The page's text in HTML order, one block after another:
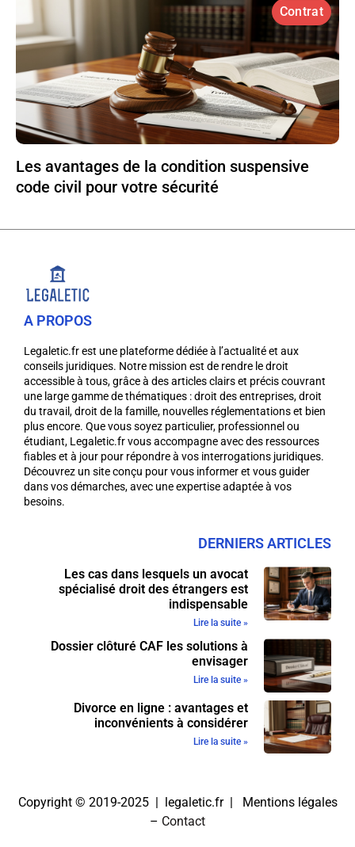
Contrat
Les avantages de la condition suspensive
code civil pour votre sécurité
A PROPOS
Legaletic.fr est une plateforme dédiée à l’actualité et aux
conseils juridiques. Notre mission est de rendre le droit
accessible à tous, grâce à des articles clairs et précis couvrant
une large gamme de thématiques : droit des entreprises, droit
du travail, droit de la famille, nouvelles réglementations et bien
plus encore. Que vous soyez particulier, professionnel ou
étudiant, Legaletic.fr vous accompagne avec des ressources
fiables et à jour pour répondre à vos interrogations juridiques.
Découvrez un site conçu pour vous informer et vous guider
dans vos démarches, avec une expertise adaptée à vos
besoins.
DERNIERS ARTICLES
Les cas dans lesquels un avocat
spécialisé droit des étrangers est
indispensable
Lire la suite »
Dossier clôturé CAF les solutions à
envisager
Lire la suite »
Divorce en ligne : avantages et
inconvénients à considérer
Lire la suite »
Copyright © 2019-2025 | legaletic.fr | Mentions légales
– Contact